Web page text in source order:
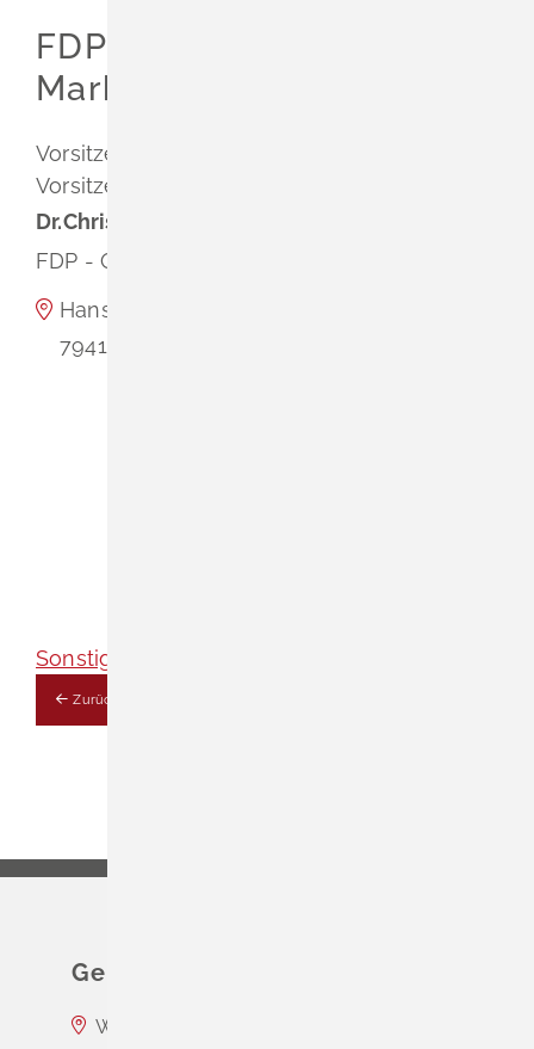
FDP - Ortsverband
Markgräflerland
Vorsitzender
Vorsitzender
Dr.Christoph
FDP - Ortsverband Markgräflerland
Hans-Thoma-Straße 4
79418
Sonstige Vereine
Zurück
Gemeinde Schliengen
Wasserschloss Entenstein